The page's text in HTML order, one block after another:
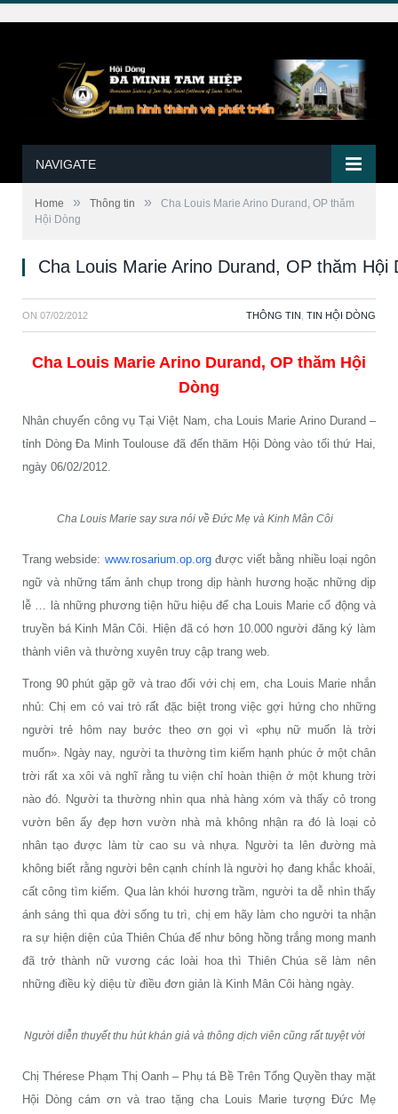
NAVIGATE
Home » Thông tin »
Cha Louis Marie Arino Durand, OP thăm
Hội Dòng
Cha Louis Marie Arino Durand, OP thăm Hội
ON 07/02/2012 THÔNG TIN TIN HỘI DÒNG
Cha Louis Marie Arino Durand, OP thăm Hội
Dòng
Nhân chuyến công vụ Tại Việt Nam, cha Louis Marie Arino Durand –
tỉnh Dòng Đa Minh Toulouse đã đến thăm Hội Dòng vào tối thứ Hai,
ngày 06/02/2012.
Cha Louis Marie say sưa nói về Đức Mẹ và Kinh Mân Côi
Trang webside: www.rosarium.op.orgđược viết bằng nhiều loại ngôn
ngữ và những tấm ảnh chụp trong dịp hành hương hoặc những dịp
lễ … là những phương tiện hữu hiệu để cha Louis Marie cổ động và
truyền bá Kinh Mân Côi. Hiện đã có hơn 10.000 người đăng ký làm
thành viên và thường xuyên truy cập trang web.
Trong 90 phút gặp gỡ và trao đổi với chị em, cha Louis Marie nhắn
nhủ: Chị em có vai trò rất đặc biệt trong việc gợi hứng cho những
người trẻ hôm nay bước theo ơn gọi vì «phụ nữ muốn là trời
muốn». Ngày nay, người ta thường tìm kiếm hạnh phúc ở một chân
trời rất xa xôi và nghĩ rằng tu viện chỉ hoàn thiện ở một khung trời
nào đó. Người ta thường nhìn qua nhà hàng xóm và thấy cỏ trong
vườn bên ấy đẹp hơn vườn nhà mà không nhận ra đó là loại cỏ
nhân tạo được làm từ cao su và nhựa. Người ta lên đường mà
không biết rằng người bên cạnh chính là người họ đang khắc khoải,
cất công tìm kiếm. Qua làn khói hương trầm, người ta dễ nhìn thấy
ánh sáng thì qua đời sống tu trì, chị em hãy làm cho người ta nhận
ra sự hiện diện của Thiên Chúa để như bông hồng trắng mong manh
đã trở thành nữ vương các loài hoa thì Thiên Chúa sẽ làm nên
những điều kỳ diệu từ điều đơn giản là Kinh Mân Côi hàng ngày.
Người diễn thuyết thu hút khán giả và thông dịch viên cũng rất tuyệt vời
Chị Thérese Phạm Thị Oanh – Phụ tá Bề Trên Tổng Quyền thay mặt
Hội Dòng cám ơn và trao tặng cha Louis Marie tượng Đức Mẹ